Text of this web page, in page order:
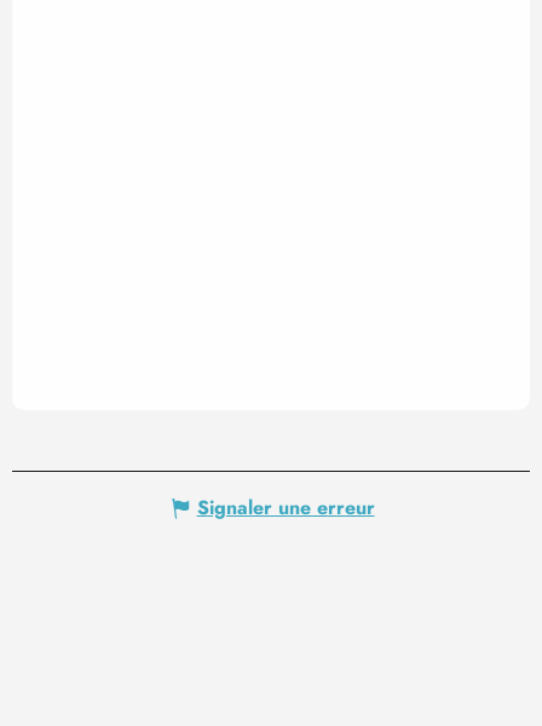
Signaler une erreur